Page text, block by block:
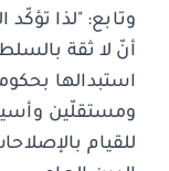
وتابع: "لذا
أنّ لا ثقة
استبدالها
ومستقلّين
للقيام